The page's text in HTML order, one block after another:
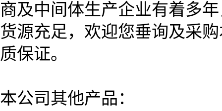
商及中间体生产企业有着多
货源充足，欢迎您垂询及采
质保证。
本公司其他产品：